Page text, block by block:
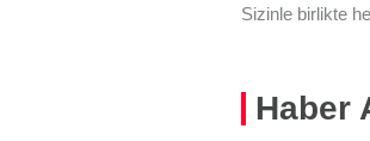
Sizinle birlikte
Haber